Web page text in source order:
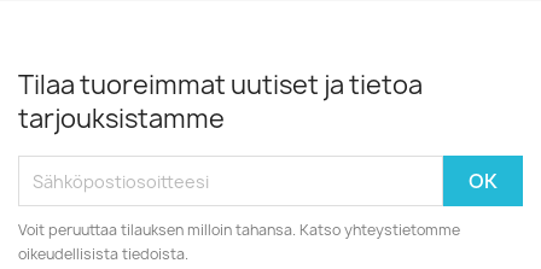
Tilaa tuoreimmat uutiset ja tietoa
tarjouksistamme
Voit peruuttaa tilauksen milloin tahansa. Katso yhteystietomme
oikeudellisista tiedoista.